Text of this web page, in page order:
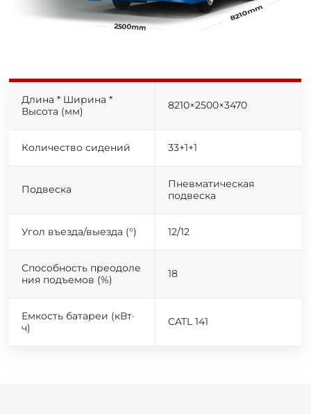
Длина * Ширина *
Высота (мм)
8210×2500×3470
Количество сидений 33+1+1
Подвеска
Пневматическая
подвеска
Угол въезда/выезда (°) 12/12
Cпособность преодоле
ния подъемов (%)
18
Емкость батареи (кВт·
ч)
CATL 141